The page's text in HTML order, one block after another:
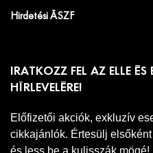
Hirdetési ÁSZF
IRATKOZZ FEL AZ ELLE
HÍRLEVELÉRE!
Előfizetői akciók, exkluzív
cikkajánlók. Értesülj
és less be a kulisszák mögé!